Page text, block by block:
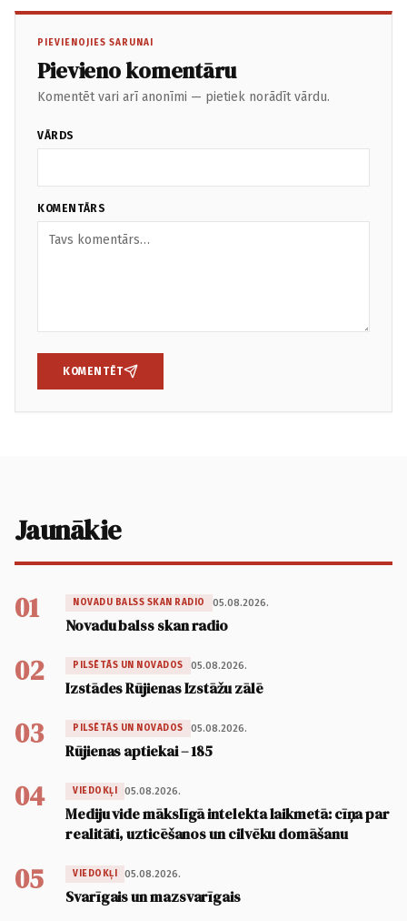
PIEVIENOJIES SARUNAI
Pievieno komentāru
Komentēt vari arī anonīmi — pietiek norādīt vārdu.
VĀRDS
KOMENTĀRS
KOMENTĒT
Jaunākie
01 NOVADU BALSS SKAN RADIO 05.08.2026.
Novadu balss skan radio
02 PILSĒTĀS UN NOVADOS 05.08.2026.
Izstādes Rūjienas Izstāžu zālē
03 PILSĒTĀS UN NOVADOS 05.08.2026.
Rūjienas aptiekai – 185
04 VIEDOKĻI 05.08.2026.
Mediju vide mākslīgā intelekta laikmetā: cīņa par
realitāti, uzticēšanos un cilvēku domāšanu
05 VIEDOKĻI 05.08.2026.
Svarīgais un mazsvarīgais